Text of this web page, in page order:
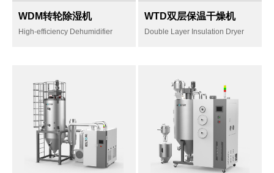
WDM转轮除湿机
High-efficiency Dehumidifier
提供稳定的低露点，
WTD双层保温干燥机
Double Layer Insulation Dryer